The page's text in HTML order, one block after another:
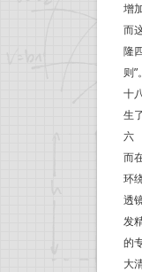
增
而
隆
则
十
生
六
而
环
透
发
的
大